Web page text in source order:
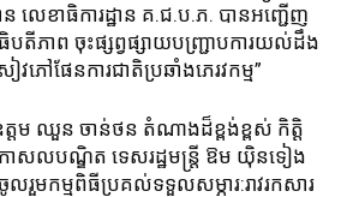
ន​ លេខាធិការ​ដ្ឋាន​ គ.ជ.ប.ភ​. បានអញ្ជើញ
បតីភាព​ ចុះផ្សព្វផ្សាយ​បញ្ជ្រាប​ការ​យល់​ដឹង​
វភៅផែនការជាតិប្រឆាំងភេរវកម្ម”
តម ឈួន​ ចាន់ថន​ តំណាងដ៏ខ្ពង់ខ្ពស់ កិត្តិ
សលបណ្ឌិត ទេសរដ្ឋមន្ត្រី ឱម យ៉ិនទៀង
លរួមកម្មពិធីប្រគល់ទទួលសម្ភារ:​រាវរកសារ